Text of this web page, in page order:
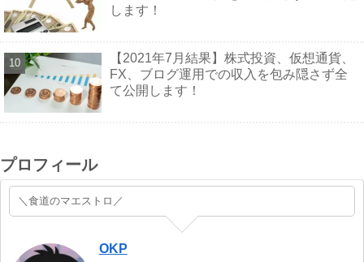
します！
【2021年7月結果】株式投資、仮想通貨、
FX、ブログ運用での収入を包み隠さず全
て公開します！
プロフィール
＼食道のマエストロ／
OKP